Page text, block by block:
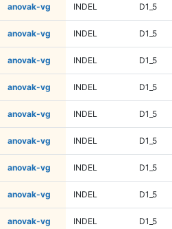
anovak-vg INDEL D1_5
anovak-vg INDEL D1_5
anovak-vg INDEL D1_5
anovak-vg INDEL D1_5
anovak-vg INDEL D1_5
anovak-vg INDEL D1_5
anovak-vg INDEL D1_5
anovak-vg INDEL D1_5
anovak-vg INDEL D1_5